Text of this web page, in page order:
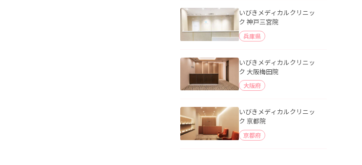
いびきメディカルクリニッ
ク 神戸三宮院
兵庫県
いびきメディカルクリニッ
ク 大阪梅田院
大阪府
いびきメディカルクリニッ
ク 京都院
京都府